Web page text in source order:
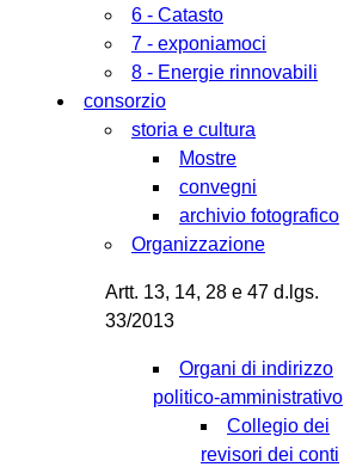
6 - Catasto
7 - exponiamoci
8 - Energie rinnovabili
consorzio
storia e cultura
Mostre
convegni
archivio fotografico
Organizzazione
Artt. 13, 14, 28 e 47 d.lgs.
33/2013
Organi di indirizzo
politico-amministrativo
Collegio dei
revisori dei conti